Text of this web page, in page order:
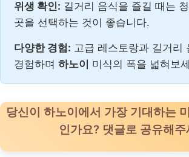
위생 확인: 길거리 음식을 즐길 때는
곳을 선택하는 것이 좋습니다.
다양한 경험: 고급 레스토랑과 길거리
경험하며 하노이 미식의 폭을 넓혀보
당신이 하노이에서 가장 기대하는
인가요? 댓글로 공유해주